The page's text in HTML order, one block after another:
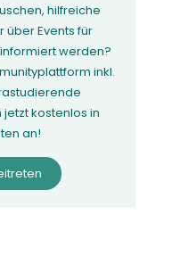
hilfreiche
über Events für
werden?
inkl.
kostenlos in
an!